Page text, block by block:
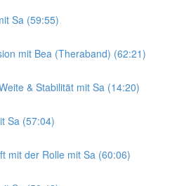
Sa (59:55)
mit Bea (Theraband) (62:21)
& Stabilität mit Sa (14:20)
Sa (57:04)
mit der Rolle mit Sa (60:06)